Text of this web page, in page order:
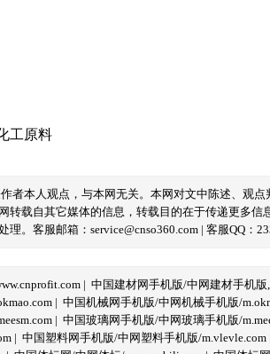
工原料
作者本人观点，与本网无关。本网对文中陈述、观
转载自其它媒体的信息，转载目的在于传递更多
理。客服邮箱：service@cnso360.com | 客服QQ：
| 中国建材网手机版/中网建材手机版
| 中国机械网手机版/中网机械手机版/
| 中国玻璃网手机版/中网玻璃手机版/
| 中国塑料网手机版/中网塑料手机版/m.vlevle.com